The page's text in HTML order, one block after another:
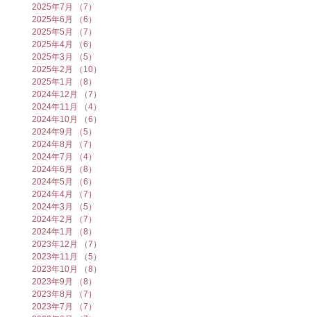
2025年7月
（7）
2025年6月
（6）
2025年5月
（7）
2025年4月
（6）
2025年3月
（5）
2025年2月
（10）
2025年1月
（8）
2024年12月
（7）
2024年11月
（4）
2024年10月
（6）
2024年9月
（5）
2024年8月
（7）
2024年7月
（4）
2024年6月
（8）
2024年5月
（6）
2024年4月
（7）
2024年3月
（5）
2024年2月
（7）
2024年1月
（8）
2023年12月
（7）
2023年11月
（5）
2023年10月
（8）
2023年9月
（8）
2023年8月
（7）
2023年7月
（7）